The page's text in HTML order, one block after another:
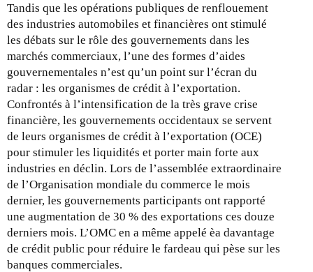
e
s
d
e
s
e
n
t
r
e
p
r
i
s
e
s
M
i
s
e
à
j
o
u
r
-
l
e
2
8
f
é
Tandis que les opérations publiques de renflouement
des industries automobiles et financières ont stimulé
les débats sur le rôle des gouvernements dans les
marchés commerciaux, l’une des formes d’aides
gouvernementales n’est qu’un point sur l’écran du
radar : les organismes de crédit à l’exportation.
Confrontés à l’intensification de la très grave crise
financière, les gouvernements occidentaux se servent
de leurs organismes de crédit à l’exportation (OCE)
pour stimuler les liquidités et porter main forte aux
industries en déclin. Lors de l’assemblée extraordinaire
de l’Organisation mondiale du commerce le mois
dernier, les gouvernements participants ont rapporté
une augmentation de 30 % des exportations ces douze
derniers mois. L’OMC en a même appelé èa davantage
de crédit public pour réduire le fardeau qui pèse sur les
banques commerciales.